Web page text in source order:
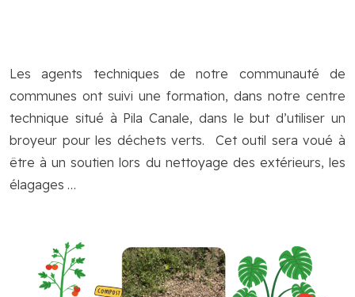
Les agents techniques de notre communauté de
communes ont suivi une formation, dans notre centre
technique situé à Pila Canale, dans le but d’utiliser un
broyeur pour les déchets verts. Cet outil sera voué à
être à un soutien lors du nettoyage des extérieurs, les
élagages …